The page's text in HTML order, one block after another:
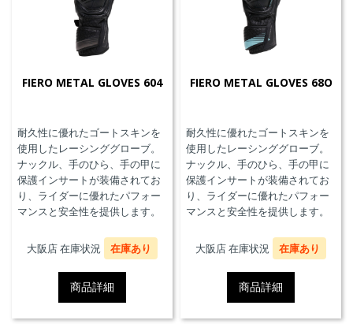
FIERO METAL GLOVES 604
耐久性に優れたゴートスキンを
使用したレーシンググローブ。
ナックル、手のひら、手の甲に
保護インサートが装備されてお
り、ライダーに優れたパフォー
マンスと安全性を提供します。
大阪店 在庫状況 在庫あり
商品詳細
FIERO METAL GLOVES 68O
耐久性に優れたゴートスキンを
使用したレーシンググローブ。
ナックル、手のひら、手の甲に
保護インサートが装備されてお
り、ライダーに優れたパフォー
マンスと安全性を提供します。
大阪店 在庫状況 在庫あり
商品詳細